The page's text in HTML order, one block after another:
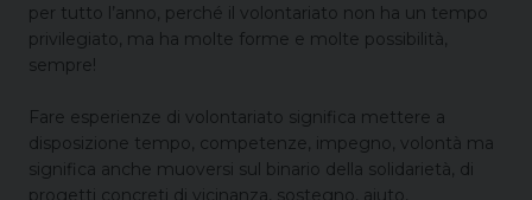
per tutto l’anno, perché il volontariato non ha un tempo
privilegiato, ma ha molte forme e molte possibilità,
sempre!
Fare esperienze di volontariato significa mettere a
disposizione tempo, competenze, impegno, volontà ma
significa anche muoversi sul binario della solidarietà, di
progetti concreti di vicinanza, sostegno, aiuto,